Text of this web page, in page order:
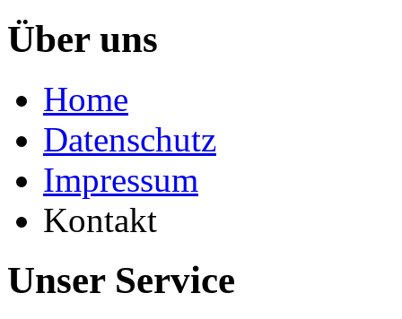
Über uns
Home
Datenschutz
Impressum
Kontakt
Unser Service